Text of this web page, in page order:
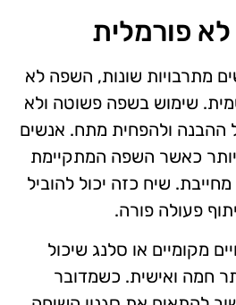
פורמלית
מתרבויות שונות, השפה לא
שימוש בשפה פשוטה ולא
ההבנה ולהפחית מתח. אנשים
יותר כאשר השפה המתקיימת
שיח כזה יכול להוביל
פעולה פורה.
מקומיים או סלנג שיכול
חמה ואישית. כשמדובר